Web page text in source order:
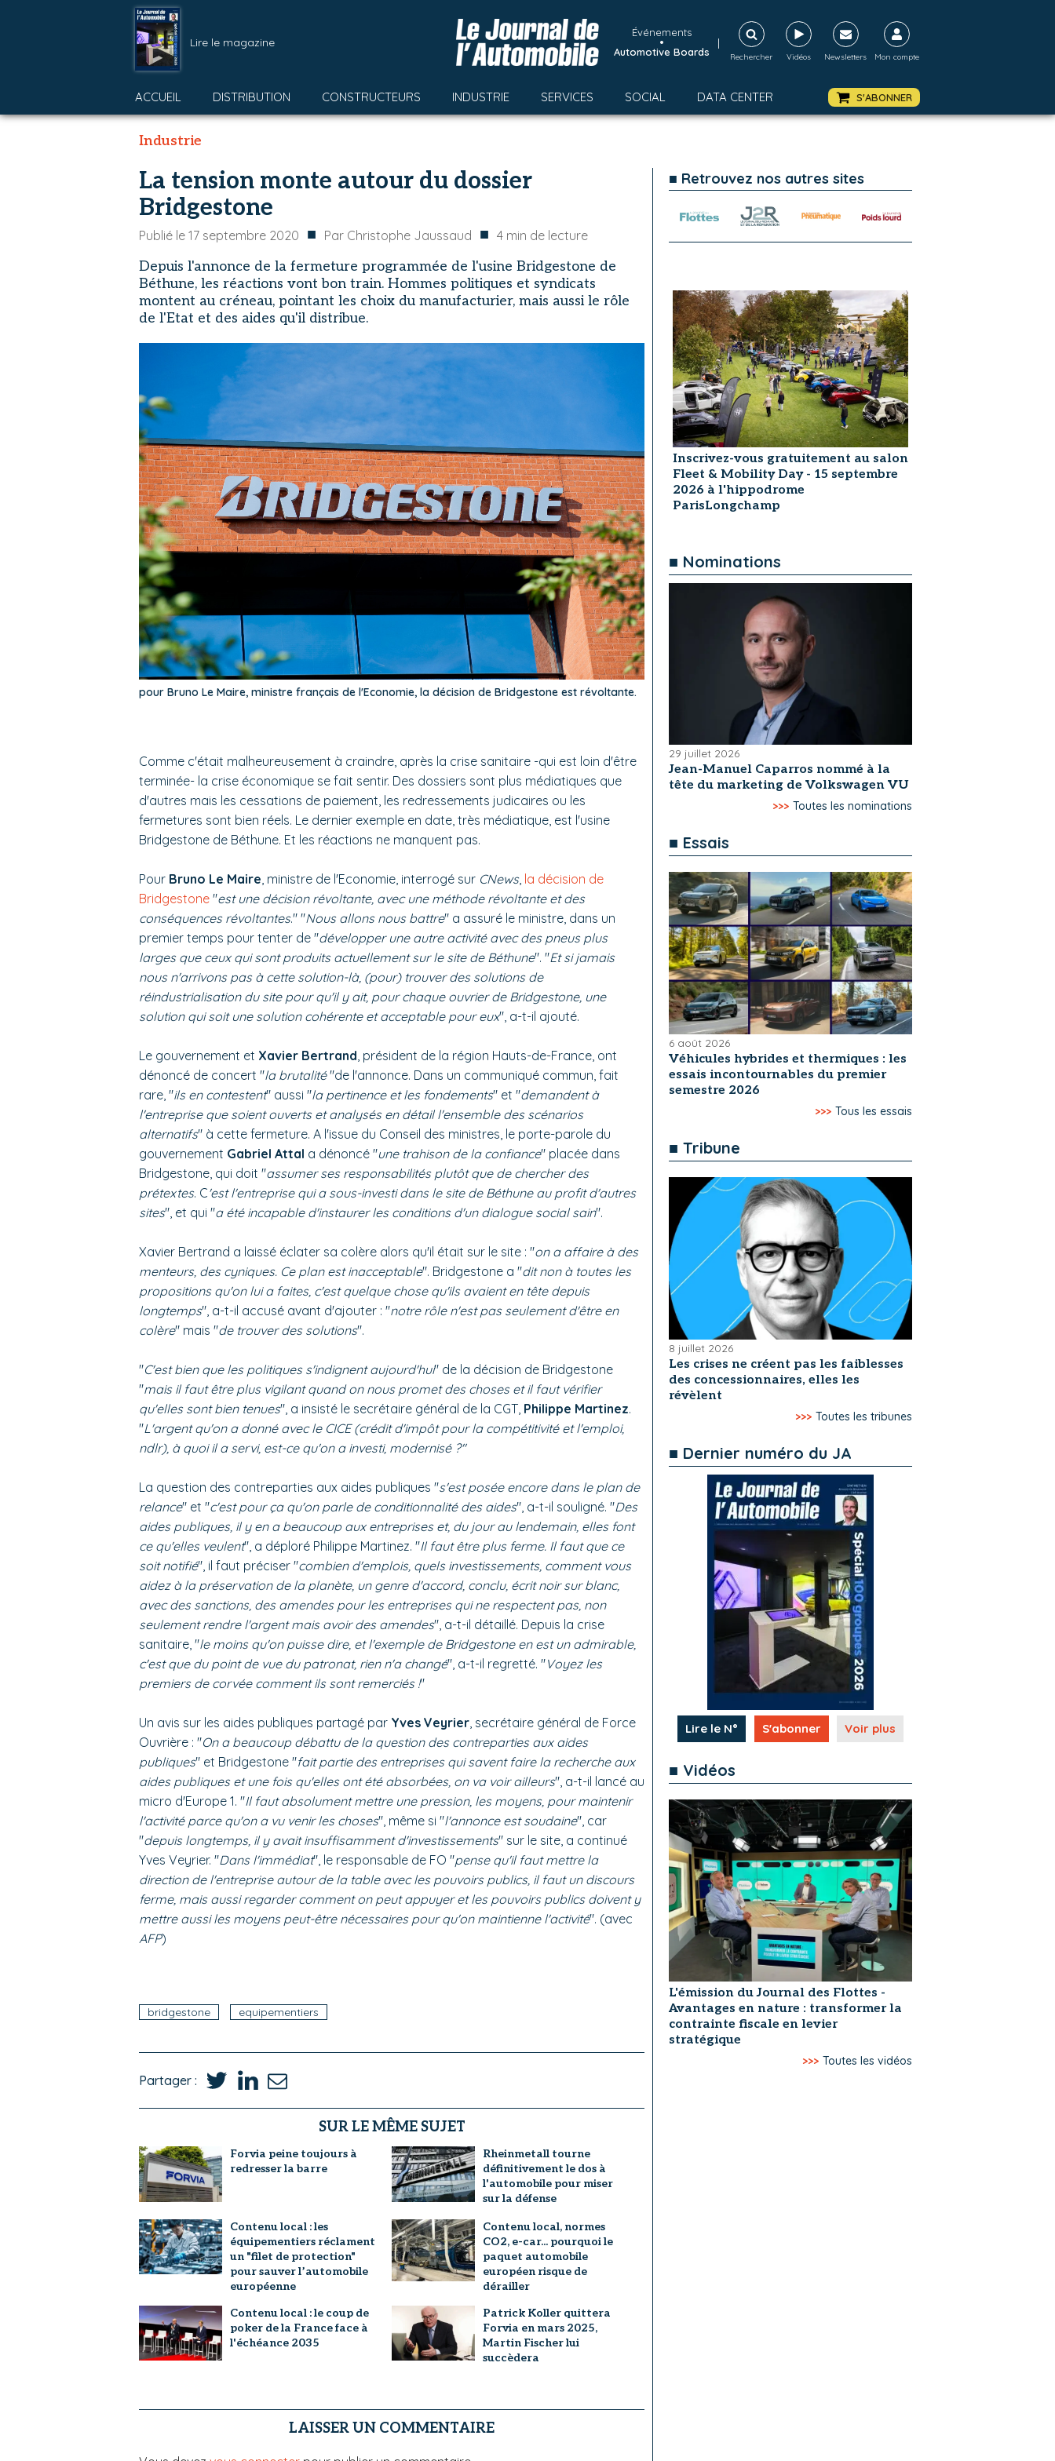
Lire le magazine
Événements
•
Automotive Boards
|
Rechercher Vidéos Newsletters Mon compte
ACCUEIL DISTRIBUTION CONSTRUCTEURS INDUSTRIE SERVICES SOCIAL DATA CENTER S'ABONNER
Industrie
La tension monte autour du dossier
Bridgestone
Publié le 17 septembre 2020 ■ Par Christophe Jaussaud ■ 4 min de lecture
Depuis l'annonce de la fermeture programmée de l'usine Bridgestone de
Béthune, les réactions vont bon train. Hommes politiques et syndicats
montent au créneau, pointant les choix du manufacturier, mais aussi le rôle
de l'Etat et des aides qu'il distribue.
pour Bruno Le Maire, ministre français de l'Economie, la décision de Bridgestone est révoltante.
Comme c'était malheureusement à craindre, après la crise sanitaire -qui est loin d'être
terminée- la crise économique se fait sentir. Des dossiers sont plus médiatiques que
d'autres mais les cessations de paiement, les redressements judicaires ou les
fermetures sont bien réels. Le dernier exemple en date, très médiatique, est l'usine
Bridgestone de Béthune. Et les réactions ne manquent pas.
Pour Bruno Le Maire, ministre de l'Economie, interrogé sur CNews, la décision de
Bridgestone "est une décision révoltante, avec une méthode révoltante et des
conséquences révoltantes." "Nous allons nous battre" a assuré le ministre, dans un
premier temps pour tenter de "développer une autre activité avec des pneus plus
larges que ceux qui sont produits actuellement sur le site de Béthune". "Et si jamais
nous n'arrivons pas à cette solution-là, (pour) trouver des solutions de
réindustrialisation du site pour qu'il y ait, pour chaque ouvrier de Bridgestone, une
solution qui soit une solution cohérente et acceptable pour eux", a-t-il ajouté.
Le gouvernement et Xavier Bertrand, président de la région Hauts-de-France, ont
dénoncé de concert "la brutalité"de l'annonce. Dans un communiqué commun, fait
rare, "ils en contestent" aussi "la pertinence et les fondements" et "demandent à
l'entreprise que soient ouverts et analysés en détail l'ensemble des scénarios
alternatifs" à cette fermeture. A l'issue du Conseil des ministres, le porte-parole du
gouvernement Gabriel Attal a dénoncé "une trahison de la confiance" placée dans
Bridgestone, qui doit "assumer ses responsabilités plutôt que de chercher des
prétextes. C'est l'entreprise qui a sous-investi dans le site de Béthune au profit d'autres
sites", et qui "a été incapable d'instaurer les conditions d'un dialogue social sain".
Xavier Bertrand a laissé éclater sa colère alors qu'il était sur le site : "on a affaire à des
menteurs, des cyniques. Ce plan est inacceptable". Bridgestone a "dit non à toutes les
propositions qu'on lui a faites, c'est quelque chose qu'ils avaient en tête depuis
longtemps", a-t-il accusé avant d'ajouter : "notre rôle n'est pas seulement d'être en
colère" mais "de trouver des solutions".
"C'est bien que les politiques s'indignent aujourd'hui" de la décision de Bridgestone
"mais il faut être plus vigilant quand on nous promet des choses et il faut vérifier
qu'elles sont bien tenues", a insisté le secrétaire général de la CGT, Philippe Martinez.
"L'argent qu'on a donné avec le CICE (crédit d'impôt pour la compétitivité et l'emploi,
ndlr), à quoi il a servi, est-ce qu'on a investi, modernisé ?"
La question des contreparties aux aides publiques "s'est posée encore dans le plan de
relance" et "c'est pour ça qu'on parle de conditionnalité des aides", a-t-il souligné. "Des
aides publiques, il y en a beaucoup aux entreprises et, du jour au lendemain, elles font
ce qu'elles veulent", a déploré Philippe Martinez. "Il faut être plus ferme. Il faut que ce
soit notifié", il faut préciser "combien d'emplois, quels investissements, comment vous
aidez à la préservation de la planète, un genre d'accord, conclu, écrit noir sur blanc,
avec des sanctions, des amendes pour les entreprises qui ne respectent pas, non
seulement rendre l'argent mais avoir des amendes", a-t-il détaillé. Depuis la crise
sanitaire, "le moins qu'on puisse dire, et l'exemple de Bridgestone en est un admirable,
c'est que du point de vue du patronat, rien n'a changé", a-t-il regretté. "Voyez les
premiers de corvée comment ils sont remerciés !"
Un avis sur les aides publiques partagé par Yves Veyrier, secrétaire général de Force
Ouvrière : "On a beaucoup débattu de la question des contreparties aux aides
publiques" et Bridgestone "fait partie des entreprises qui savent faire la recherche aux
aides publiques et une fois qu'elles ont été absorbées, on va voir ailleurs", a-t-il lancé au
micro d'Europe 1. "Il faut absolument mettre une pression, les moyens, pour maintenir
l'activité parce qu'on a vu venir les choses", même si "l'annonce est soudaine", car
"depuis longtemps, il y avait insuffisamment d'investissements" sur le site, a continué
Yves Veyrier. "Dans l'immédiat", le responsable de FO "pense qu'il faut mettre la
direction de l'entreprise autour de la table avec les pouvoirs publics, il faut un discours
ferme, mais aussi regarder comment on peut appuyer et les pouvoirs publics doivent y
mettre aussi les moyens peut-être nécessaires pour qu'on maintienne l'activité". (avec
AFP)
bridgestone equipementiers
Partager :
SUR LE MÊME SUJET
Forvia peine toujours à
redresser la barre
Rheinmetall tourne
définitivement le dos à
l'automobile pour miser
sur la défense
Contenu local : les
équipementiers réclament
un "filet de protection"
pour sauver l’automobile
européenne
Contenu local, normes
CO2, e-car... pourquoi le
paquet automobile
européen risque de
dérailler
Contenu local : le coup de
poker de la France face à
l'échéance 2035
Patrick Koller quittera
Forvia en mars 2025,
Martin Fischer lui
succèdera
LAISSER UN COMMENTAIRE
■ Retrouvez nos autres sites
Inscrivez-vous gratuitement au salon
Fleet & Mobility Day - 15 septembre
2026 à l'hippodrome
ParisLongchamp
■ Nominations
29 juillet 2026
Jean-Manuel Caparros nommé à la
tête du marketing de Volkswagen VU
>>> Toutes les nominations
■ Essais
6 août 2026
Véhicules hybrides et thermiques : les
essais incontournables du premier
semestre 2026
>>> Tous les essais
■ Tribune
8 juillet 2026
Les crises ne créent pas les faiblesses
des concessionnaires, elles les
révèlent
>>> Toutes les tribunes
■ Dernier numéro du JA
Lire le N° S'abonner Voir plus
■ Vidéos
L'émission du Journal des Flottes -
Avantages en nature : transformer la
contrainte fiscale en levier
stratégique
>>> Toutes les vidéos